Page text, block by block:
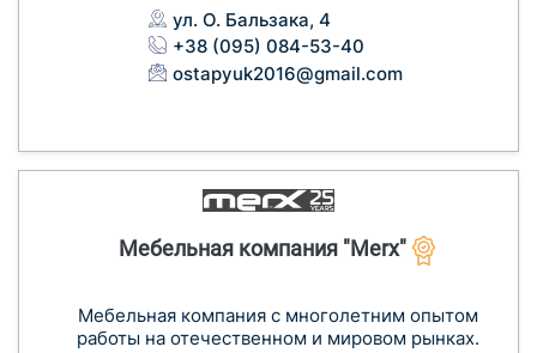
ул. О. Бальзака, 4
+38 (095) 084-53-40
ostapyuk2016@gmail.com
Мебельная компания "Merx"
Мебельная компания с многолетним опытом
работы на отечественном и мировом рынках.